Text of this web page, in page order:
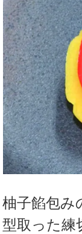
柚子餡包み
型取った練